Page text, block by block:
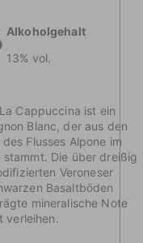
Alkoholgehalt
13% vol.
Cappuccina ist ein
Blanc, der aus den
Flusses Alpone im
Die über dreißig
Veroneser
Basaltböden
mineralische Note
verleihen.